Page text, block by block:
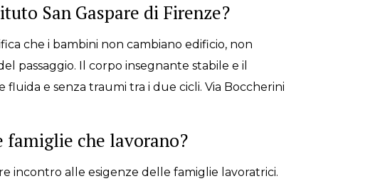
San Gaspare di Firenze?
che i bambini non cambiano edificio, non
passaggio. Il corpo insegnante stabile e il
e senza traumi tra i due cicli. Via Boccherini
famiglie che lavorano?
incontro alle esigenze delle famiglie lavoratrici.